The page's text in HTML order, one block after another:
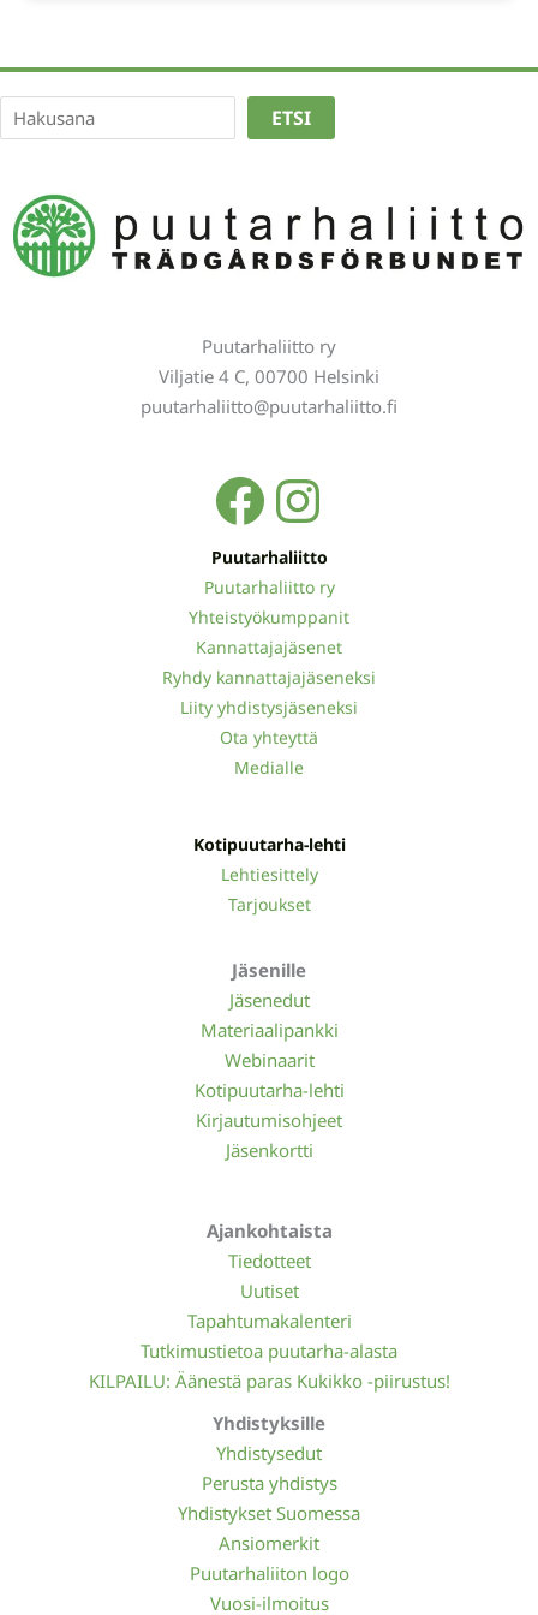
Etsi
ETSI
Puutarhaliitto ry
Viljatie 4 C, 00700 Helsinki
puutarhaliitto@puutarhaliitto.fi
Facebook
Puutarhaliitto
Puutarhaliitto ry
Yhteistyökumppanit
Kannattajajäsenet
Ryhdy kannattajajäseneksi
Liity yhdistysjäseneksi
Ota yhteyttä
Medialle
Kotipuutarha-lehti
Lehtiesittely
Tarjoukset
Jäsenille
Jäsenedut
Materiaalipankki
Webinaarit
Kotipuutarha-lehti
Kirjautumisohjeet
Jäsenkortti
Ajankohtaista
Tiedotteet
Uutiset
Tapahtumakalenteri
Tutkimustietoa puutarha-alasta
KILPAILU: Äänestä paras Kukikko -piirustus!
Yhdistyksille
Yhdistysedut
Perusta yhdistys
Yhdistykset Suomessa
Ansiomerkit
Puutarhaliiton logo
Vuosi-ilmoitus